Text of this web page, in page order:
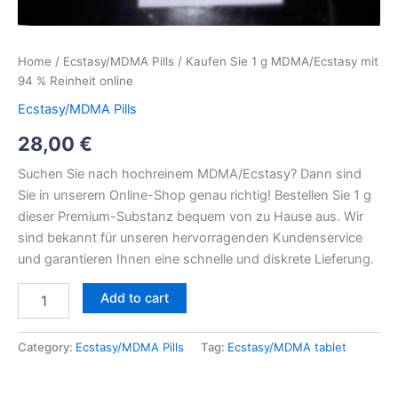
Home / Ecstasy/MDMA Pills / Kaufen Sie 1 g MDMA/Ecstasy mit
94 % Reinheit online
Ecstasy/MDMA Pills
28,00 €
Suchen Sie nach hochreinem MDMA/Ecstasy? Dann sind
Sie in unserem Online-Shop genau richtig! Bestellen Sie 1 g
dieser Premium-Substanz bequem von zu Hause aus. Wir
sind bekannt für unseren hervorragenden Kundenservice
und garantieren Ihnen eine schnelle und diskrete Lieferung.
Add to cart
Category: Ecstasy/MDMA Pills Tag: Ecstasy/MDMA tablet